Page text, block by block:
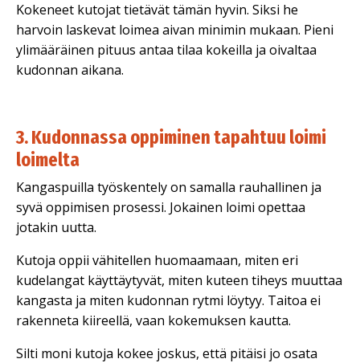
Kokeneet kutojat tietävät tämän hyvin. Siksi he
harvoin laskevat loimea aivan minimin mukaan. Pieni
ylimääräinen pituus antaa tilaa kokeilla ja oivaltaa
kudonnan aikana.
3. Kudonnassa oppiminen tapahtuu loimi
loimelta
Kangaspuilla työskentely on samalla rauhallinen ja
syvä oppimisen prosessi. Jokainen loimi opettaa
jotakin uutta.
Kutoja oppii vähitellen huomaamaan, miten eri
kudelangat käyttäytyvät, miten kuteen tiheys muuttaa
kangasta ja miten kudonnan rytmi löytyy. Taitoa ei
rakenneta kiireellä, vaan kokemuksen kautta.
Silti moni kutoja kokee joskus, että pitäisi jo osata